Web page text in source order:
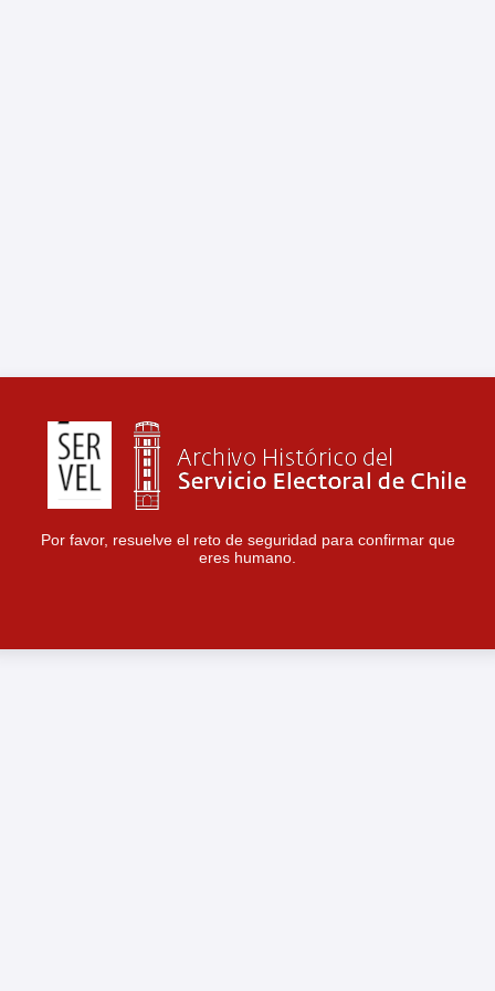
Por favor, resuelve el reto de seguridad para confirmar que
eres humano.